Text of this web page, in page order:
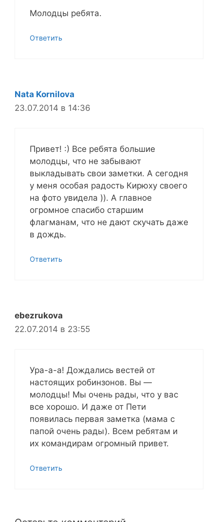
Молодцы ребята.
Ответить
Nata Kornilova
23.07.2014 в 14:36
Привет! :) Все ребята большие
молодцы, что не забывают
выкладывать свои заметки. А сегодня
у меня особая радость Кирюху своего
на фото увидела )). А главное
огромное спасибо старшим
флагманам, что не дают скучать даже
в дождь.
Ответить
ebezrukova
22.07.2014 в 23:55
Ура-а-а! Дождались вестей от
настоящих робинзонов. Вы —
молодцы! Мы очень рады, что у вас
все хорошо. И даже от Пети
появилась первая заметка (мама с
папой очень рады). Всем ребятам и
их командирам огромный привет.
Ответить